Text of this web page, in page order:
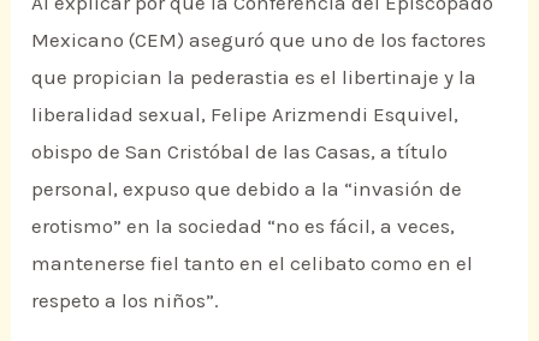
Mexicano (CEM) aseguró que uno de los factores
que propician la pederastia es el libertinaje y la
liberalidad sexual, Felipe Arizmendi Esquivel,
obispo de San Cristóbal de las Casas, a título
personal, expuso que debido a la “invasión de
erotismo” en la sociedad “no es fácil, a veces,
mantenerse fiel tanto en el celibato como en el
respeto a los niños”.